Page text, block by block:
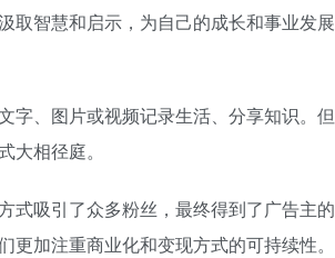
取智慧和启示，为自己的成长和事业发展
字、图片或视频记录生活、分享知识。但
相径庭。
式吸引了众多粉丝，最终得到了广告主的
加注重商业化和变现方式的可持续性。